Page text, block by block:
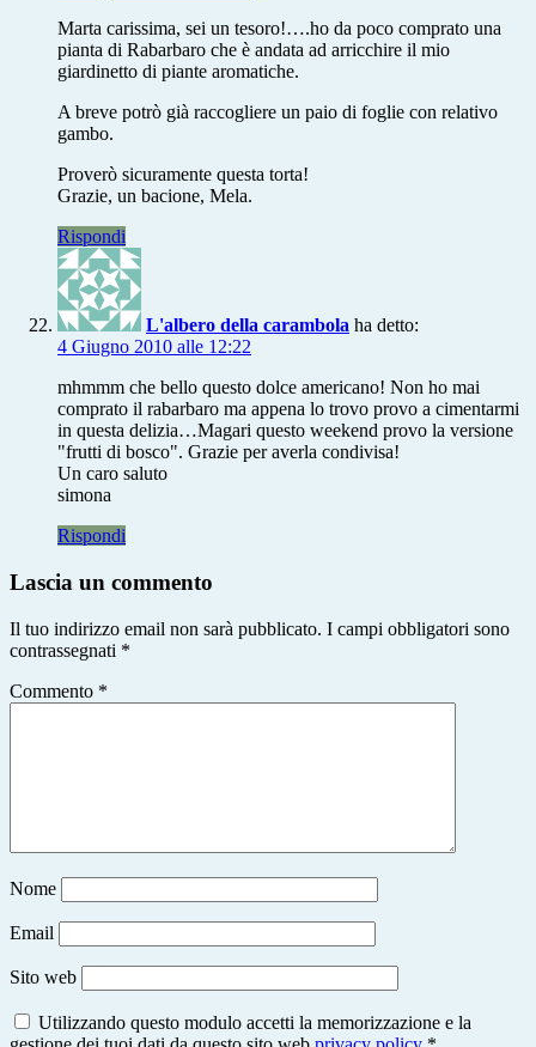
Marta carissima, sei un tesoro!….ho da poco comprato una
pianta di Rabarbaro che è andata ad arricchire il mio
giardinetto di piante aromatiche.
A breve potrò già raccogliere un paio di foglie con relativo
gambo.
Proverò sicuramente questa torta!
Grazie, un bacione, Mela.
Rispondi
L'albero della carambola ha detto:
4 Giugno 2010 alle 12:22
mhmmm che bello questo dolce americano! Non ho mai
comprato il rabarbaro ma appena lo trovo provo a cimentarmi
in questa delizia…Magari questo weekend provo la versione
"frutti di bosco". Grazie per averla condivisa!
Un caro saluto
simona
Rispondi
Lascia un commento
Il tuo indirizzo email non sarà pubblicato. I campi obbligatori sono
contrassegnati *
Commento *
Nome
Email
Sito web
Utilizzando questo modulo accetti la memorizzazione e la